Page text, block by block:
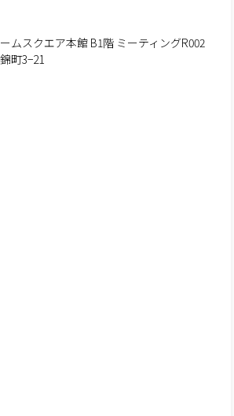
ムスクエア本館 B1階 ミーティングR002
町3−21